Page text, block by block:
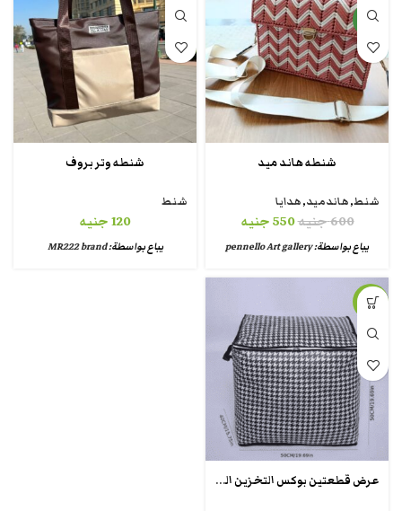
جديد
شنطه هاند ميد
شنط,هاندميد,هدايا
600جنيه550جنيه
يباع بواسطة:pennello Art gallery
شنطه وتر بروف
شنط
120جنيه
يباع بواسطة:MR222 brand
-3%
عرض قطعتين بوكس التخزين المتعدد